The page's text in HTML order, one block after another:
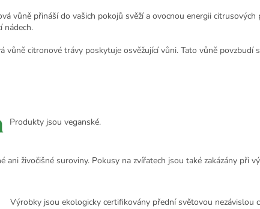
vůně přináší do vašich pokojů svěží a ovocnou energii
nádech.
vůně citronové trávy poskytuje osvěžující vůni. Tato vůně povzbudí
Produkty jsou veganské.
ani živočišné suroviny. Pokusy na zvířatech jsou také zakázány při
Výrobky jsou ekologicky certifikovány přední světovou nezávislou